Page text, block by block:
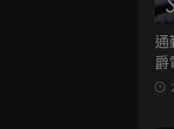
通
爵
省